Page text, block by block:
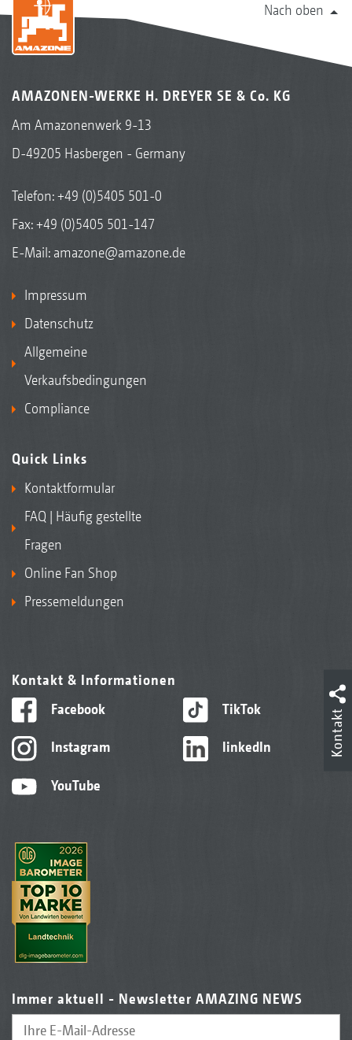
Nach oben
AMAZONEN-WERKE H. DREYER SE & Co. KG
Am Amazonenwerk 9-13
D-49205 Hasbergen - Germany
Telefon:+49 (0)5405 501-0
Fax: +49 (0)5405 501-147
E-Mail: amazone@amazone.de
Impressum
Datenschutz
Allgemeine
Verkaufsbedingungen
Compliance
Quick Links
Kontaktformular
FAQ | Häufig gestellte
Fragen
Online Fan Shop
Pressemeldungen
Kontakt & Informationen
Facebook
Instagram
YouTube
TikTok
linkedIn
Immer aktuell - Newsletter AMAZING NEWS
Kontakt